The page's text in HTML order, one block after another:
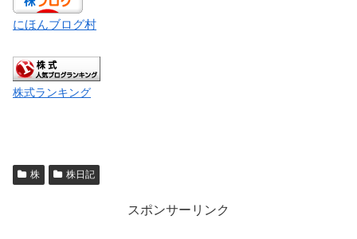
にほんブログ村
株式ランキング
株 株日記
スポンサーリンク